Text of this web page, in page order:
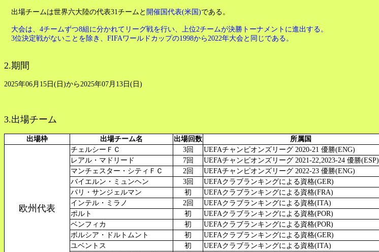
出場チームは世界六大陸の代表31チームと 開催国代表(米国)である。
大会は、4チームずつ8組に分かれてリーグ戦を行い、上位2チームが決勝トーナメントに進出する。
3位決定戦がないことを除き、FIFAワールドカップの1998から2022年大会と同じである。
2.期間
2025年06月15日(日)から2025年07月13日(日)
3.出場チーム
出場枠 出場チーム名 出場回数 所属国
欧州代表
チェルシーＦＣ 3回
UEFAチャンピオンズリーグ 2020-21 優勝(ENG)
レアル・マドリード
7回
UEFAチャンピオンズリーグ 2021-22,2023-24 優勝(ESP)
マンチェスター・シティＦＣ
2回
UEFAチャンピオンズリーグ 2022-23 優勝(ENG)
バイエルン・ミュンヘン
3回
UEFAクラブランキングによる資格(GER)
パリ・サンジェルマン
初
UEFAクラブランキングによる資格(FRA)
インテル・ミラノ
2回
UEFAクラブランキングによる資格(ITA)
ポルト
初
UEFAクラブランキングによる資格(POR)
ベンフィカ
初
UEFAクラブランキングによる資格(POR)
ボルシア・ドルトムント
初
UEFAクラブランキングによる資格(GER)
ユベントス
初
UEFAクラブランキングによる資格(ITA)